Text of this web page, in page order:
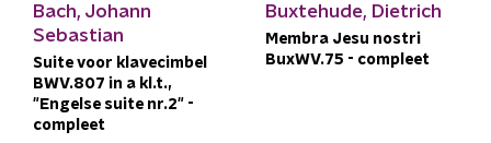
Bach, Johann
Sebastian
Suite voor klavecimbel
BWV.807 in a kl.t.,
"Engelse suite nr.2" -
compleet
Buxtehude, Dietrich
Membra Jesu nostri
BuxWV.75 - compleet